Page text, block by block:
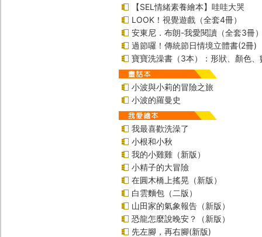
【SEL情緒素養繪本】哇哇大哭
LOOK！視覺遊戲（全套4冊）
安東尼．布朗-我愛閱讀（全套3冊
過節囉！傳統節日情境立體書(2冊)
寶寶洗澡書（3本）：形狀、顏色、
小波與小莉的冒險之旅
小波的羅曼史
我最喜歡洗澡了
小根和小秋
我的小雞雞（新版）
小精子的大冒險
在圓木橋上搖晃（新版）
白雲麵包（二版）
山田家的氣象報告（新版）
恐龍怎麼說晚安？（新版）
先左腳，再右腳(新版)